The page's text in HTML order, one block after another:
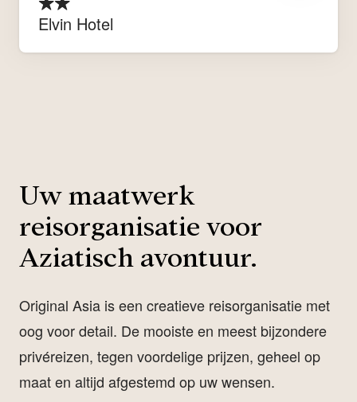
Elvin Hotel
Uw maatwerk
reisorganisatie voor
Aziatisch avontuur.
Original Asia is een creatieve reisorganisatie met
oog voor detail. De mooiste en meest bijzondere
privéreizen, tegen voordelige prijzen, geheel op
maat en altijd afgestemd op uw wensen.